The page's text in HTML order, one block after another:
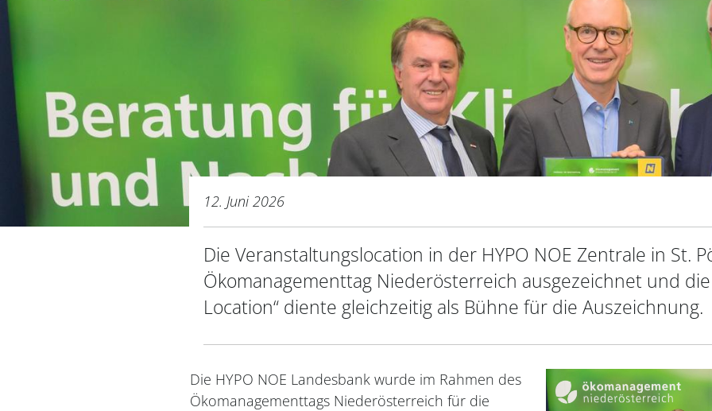
12. Juni 2026
Die Veranstaltungslocation in der HYPO NOE Zentrale in St.
Ökomanagementtag Niederösterreich ausgezeichnet und
Location“ diente gleichzeitig als Bühne für die Auszeichnung.
Die HYPO NOE Landesbank wurde im Rahmen des
Ökomanagementtags Niederösterreich für die